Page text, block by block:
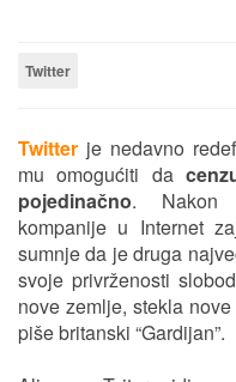
Twitter
Twitter je nedavno
mu omogućiti da
pojedinačno. Nakon
kompanije u Internet
sumnje da je druga
svoje privrženosti
nove zemlje, stekla
piše britanski “Gardijan”.